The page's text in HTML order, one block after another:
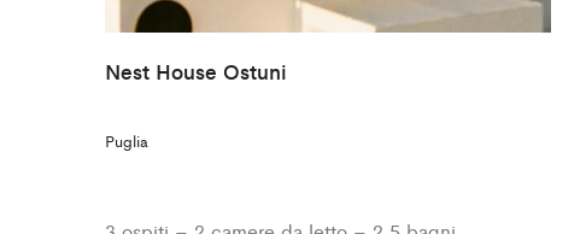
Nest House Ostuni
Puglia